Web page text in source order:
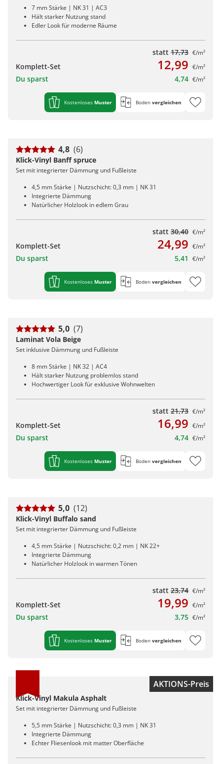
7 mm Stärke | NK 31 | AC3
Hält starker Nutzung stand
Edler Look für moderne Räume
statt 17,73 €/m²
Komplett-Set 12,99 €/m²
Du sparst 4,74 €/m²
Kostenloses Muster Boden vergleichen
4,8 (6)
Klick-Vinyl Banff spruce
Set mit integrierter Dämmung und Fußleiste
4,5 mm Stärke | Nutzschicht: 0,3 mm | NK 31
Integrierte Dämmung
Natürlicher Holzlook in edlem Grau
statt 30,40 €/m²
Komplett-Set 24,99 €/m²
Du sparst 5,41 €/m²
Kostenloses Muster Boden vergleichen
5,0 (7)
Laminat Vola Beige
Set inklusive Dämmung und Fußleiste
8 mm Stärke | NK 32 | AC4
Hält starker Nutzung problemlos stand
Hochwertiger Look für exklusive Wohnwelten
statt 21,73 €/m²
Komplett-Set 16,99 €/m²
Du sparst 4,74 €/m²
Kostenloses Muster Boden vergleichen
5,0 (12)
Klick-Vinyl Buffalo sand
Set mit integrierter Dämmung und Fußleiste
4,5 mm Stärke | Nutzschicht: 0,2 mm | NK 22+
Integrierte Dämmung
Natürlicher Holzlook in warmen Tönen
statt 23,74 €/m²
Komplett-Set 19,99 €/m²
Du sparst 3,75 €/m²
Kostenloses Muster Boden vergleichen
AKTIONS-Preis
Klick-Vinyl Makula Asphalt
Set mit integrierter Dämmung und Fußleiste
5,5 mm Stärke | Nutzschicht: 0,3 mm | NK 31
Integrierte Dämmung
Echter Fliesenlook mit matter Oberfläche